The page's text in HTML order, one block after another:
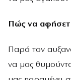
Πώς να
Παρά τον
να μας